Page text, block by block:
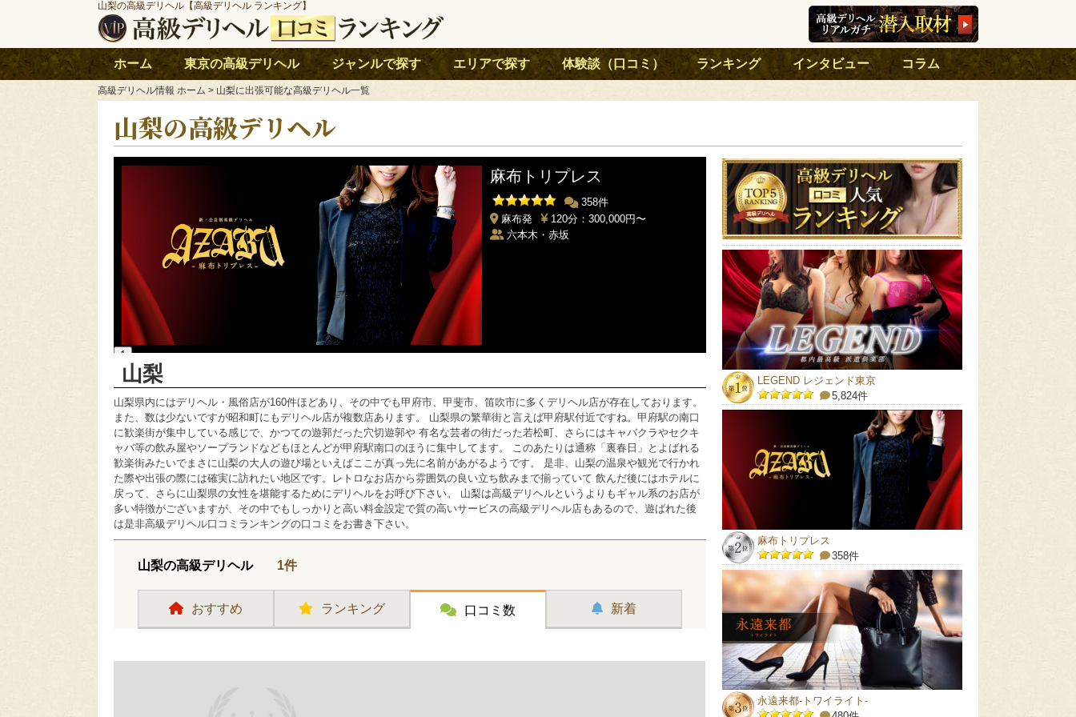
山梨の高級デリヘル【高級デリヘル ランキング】
ホーム 東京の高級デリヘル ジャンルで探す エリアで探す 体験談（口コミ） ランキング インタビュー コラム
高級デリヘル情報 ホーム > 山梨に出張可能な高級デリヘル一覧
山梨の高級デリヘル
麻布トリプレス
358件
麻布発
120分：300,000円〜
六本木・赤坂
1
山梨
山梨県内にはデリヘル・風俗店が160件ほどあり、その中でも甲府市、甲斐市、笛吹市に多くデリヘル店が存在しております。
また、数は少ないですが昭和町にもデリヘル店が複数店あります。 山梨県の繁華街と言えば甲府駅付近ですね。甲府駅の南口
に歓楽街が集中している感じで、かつての遊郭だった穴切遊郭や 有名な芸者の街だった若松町、さらにはキャバクラやセクキ
ャバ等の飲み屋やソープランドなどもほとんどが甲府駅南口のほうに集中してます。 このあたりは通称「裏春日」とよばれる
歓楽街みたいでまさに山梨の大人の遊び場といえばここが真っ先に名前があがるようです。 是非、山梨の温泉や観光で行かれ
た際や出張の際には確実に訪れたい地区です。レトロなお店から雰囲気の良い立ち飲みまで揃っていて 飲んだ後にはホテルに
戻って、さらに山梨県の女性を堪能するためにデリヘルをお呼び下さい。 山梨は高級デリヘルというよりもギャル系のお店が
多い特徴がございますが、その中でもしっかりと高い料金設定で質の高いサービスの高級デリヘル店もあるので、遊ばれた後
は是非高級デリヘル口コミランキングの口コミをお書き下さい。
山梨の高級デリヘル 1件
おすすめ ランキング 口コミ数 新着
LEGEND レジェンド東京
5,824件
麻布トリプレス
358件
永遠来都-トワイライト-